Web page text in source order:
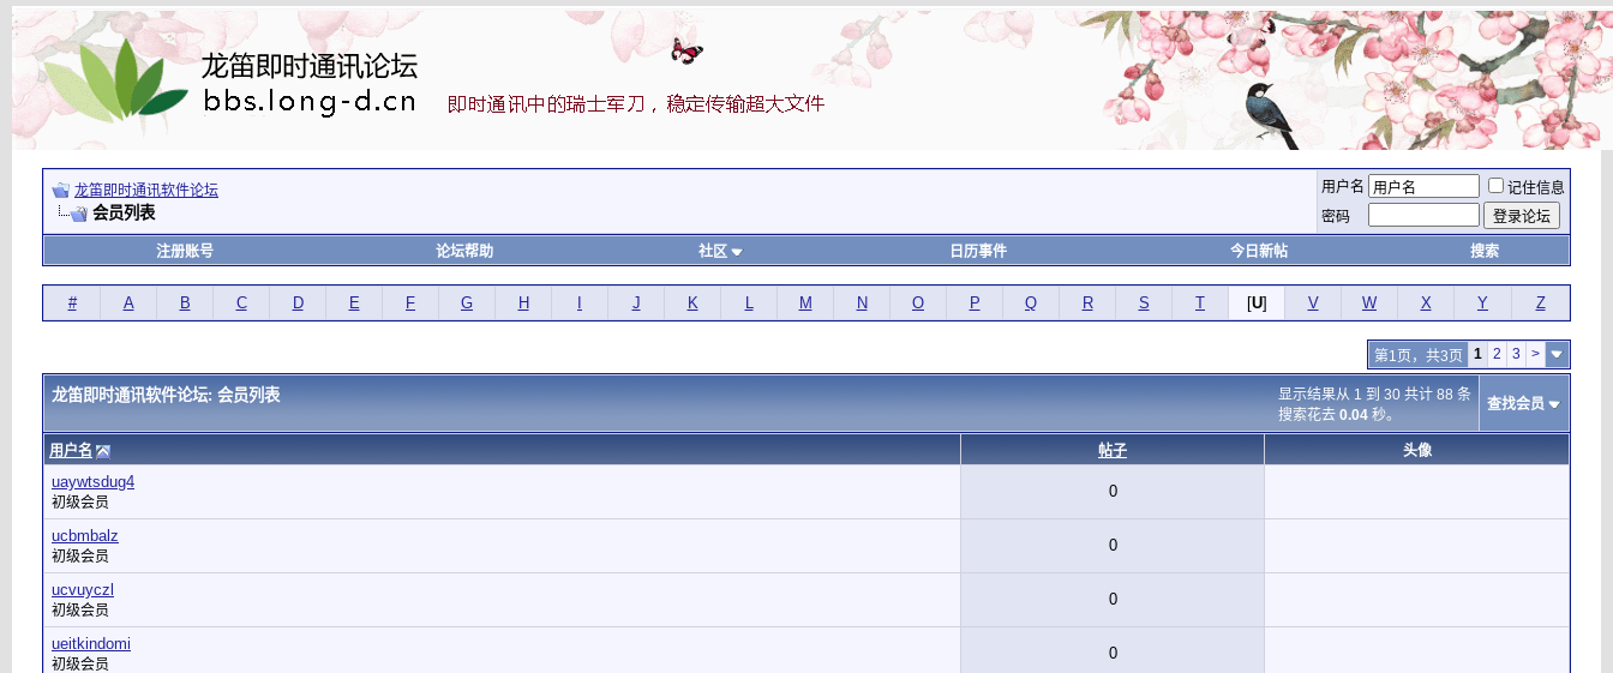
龙笛即时通讯软件论坛
会员列表
用户名
记住信息
密码
注册账号 论坛帮助 社区 日历事件 今日新帖 搜索
# A B C D E F G H J K L M N O P Q R S T [U] V W X Y Z
第1页，共3页 1 2 3 >
显示结果从 1 到 30 共计 88 条
搜索花去 0.04 秒。
龙笛即时通讯软件论坛: 会员列表 查找会员
用户名 帖子 头像
uaywtsdug4
初级会员
0
ucbmbalz
初级会员
0
ucvuyczl
初级会员
0
ueitkindomi
初级会员
0